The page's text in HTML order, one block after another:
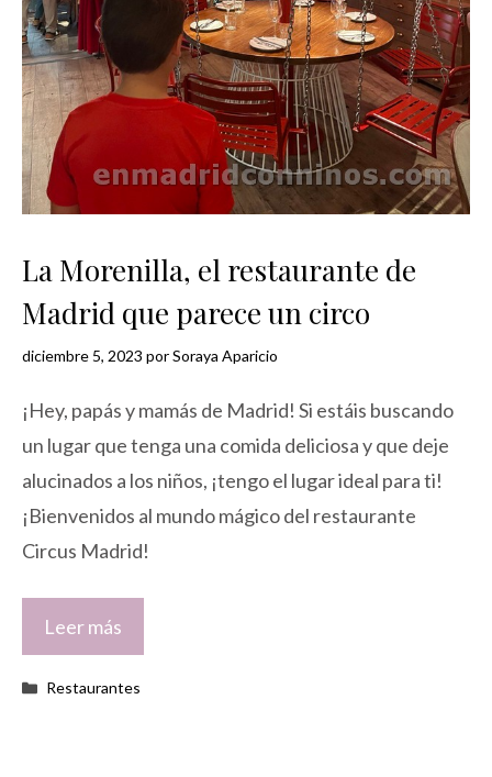
La Morenilla, el restaurante de
Madrid que parece un circo
diciembre 5, 2023 porSoraya Aparicio
¡Hey, papás y mamás de Madrid! Si estáis buscando
un lugar que tenga una comida deliciosa y que deje
alucinados a los niños, ¡tengo el lugar ideal para ti!
¡Bienvenidos al mundo mágico del restaurante
Circus Madrid!
Leer más
Categorías
Restaurantes